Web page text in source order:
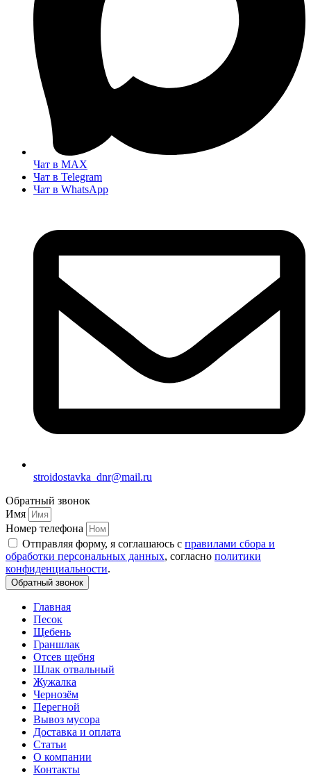
Чат в MAX
Чат в Telegram
Чат в WhatsApp
stroidostavka_dnr@mail.ru
Обратный звонок
Имя
Номер телефона
Отправляя форму, я соглашаюсь с правилами сбора и
обработки персональных данных, согласно политики
конфиденциальности.
Обратный звонок
Главная
Песок
Щебень
Граншлак
Отсев щебня
Шлак отвальный
Жужалка
Чернозём
Перегной
Вывоз мусора
Доставка и оплата
Статьи
О компании
Контакты